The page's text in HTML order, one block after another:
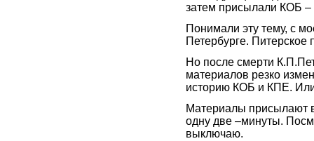
затем присылали КОБ
Понимали эту тему, с
Петербурге. Питерское
Но после смерти
материалов резко
историю КОБ и КПЕ.
Материалы присылают
одну две –минуты.
выключаю.